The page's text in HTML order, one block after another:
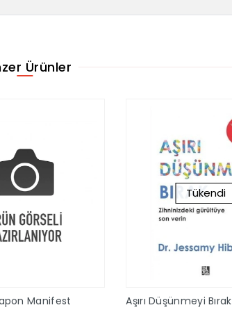
Ürünler
Manifest
Tükendi
Aşırı Düşünmeyi Bırak